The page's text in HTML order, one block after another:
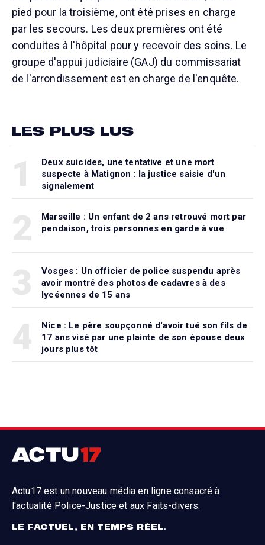
pied pour la troisième, ont été prises en charge
par les secours. Les deux premières ont été
conduites à l'hôpital pour y recevoir des soins. Le
groupe d'appui judiciaire (GAJ) du commissariat
de l'arrondissement est en charge de l'enquête.
LES PLUS LUS
Deux suicides, une tentative et une mort
suspecte à Matignon : la justice saisie d'un
signalement
Marseille : Un enfant de 2 ans retrouvé mort par
pendaison, trois personnes en garde à vue
Vosges : Un officier de police suspendu après
avoir montré des photos de cadavres à des
lycéennes de 15 ans
Nice : Le père soupçonné d'avoir tué son fils de
17 ans visé par une plainte de son épouse deux
jours plus tôt
Actu17 est un nouveau média en ligne consacré à
l'actualité Police-Justice et aux Faits-divers.
LE FACTUEL, EN TEMPS RÉEL.